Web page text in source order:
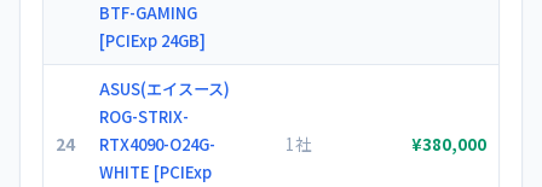
BTF-GAMING
[PCIExp 24GB]
24
ASUS(エイスース)
ROG-STRIX-
RTX4090-O24G-
WHITE [PCIExp
1社 ¥380,000